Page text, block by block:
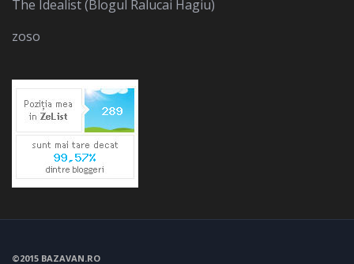
The Idealist (Blogul Ralucai Hagiu)
zoso
©2015 BAZAVAN.RO